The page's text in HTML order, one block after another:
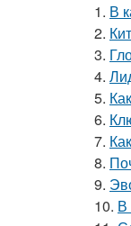
1. В
2.
3.
4.
5.
6.
7.
8.
9.
10. В